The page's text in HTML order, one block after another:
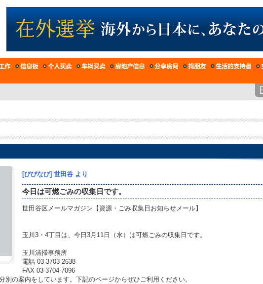
[びびなび] 世田谷 より
今日は可燃ごみの収集日です。
世田谷区メールマガジン【資源・ごみ収集日お知らせメール】
玉川3・4丁目は、今日3月11日（水）は可燃ごみの収集日です。
玉川清掃事務所
電話 03-3703-2638
FAX 03-3704-7096
別の案内をしています。下記のページからぜひご利用ください。